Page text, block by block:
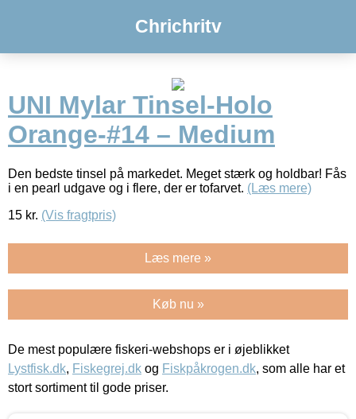
Chrichritv
UNI Mylar Tinsel-Holo
Orange-#14 – Medium
Den bedste tinsel på markedet. Meget stærk og holdbar! Fås
i en pearl udgave og i flere, der er tofarvet. (Læs mere)
15 kr. (Vis fragtpris)
Læs mere »
Køb nu »
De mest populære fiskeri-webshops er i øjeblikket
Lystfisk.dk, Fiskegrej.dk og Fiskpåkrogen.dk, som alle har et
stort sortiment til gode priser.